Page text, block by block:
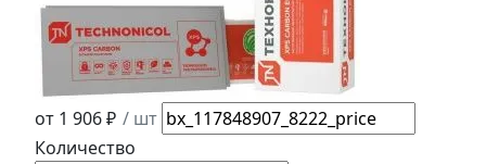
от 1 906 ₽ / шт
Количество